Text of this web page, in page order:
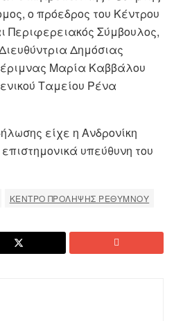
ο πρόεδρος του Κέντρου
Περιφερειακός Σύμβουλος,
Δημόσιας
Μαρία Καββάλου
Ταμείου Ρένα
είχε η Ανδρονίκη
υπεύθυνη του
ΚΈΝΤΡΟ ΠΡΌΛΗΨΗΣ ΡΕΘΎΜΝΟΥ